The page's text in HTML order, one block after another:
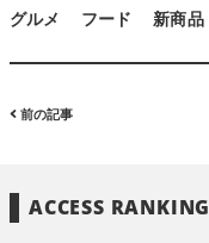
グルメ フード 新商品
前の記事
ACCESS RANKING